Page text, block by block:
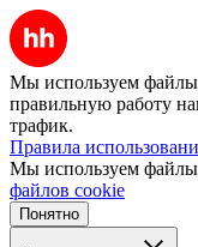
Мы используем файлы
правильную работу
трафик.
Правила
Мы используем файлы
файлов cookie
Понятно